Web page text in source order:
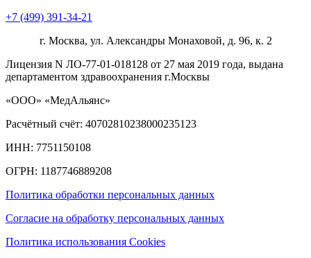
+7 (499) 391-34-21
г. Москва, ул. Александры Монаховой, д. 96, к. 2
Лицензия N ЛО-77-01-018128 от 27 мая 2019 года, выдана
департаментом здравоохранения г.Москвы
«ООО» «МедАльянс»
Расчётный счёт: 40702810238000235123
ИНН: 7751150108
ОГРН: 1187746889208​
Политика обработки персональных данных
Согласие на обработку персональных данных
Политика использования Cookies